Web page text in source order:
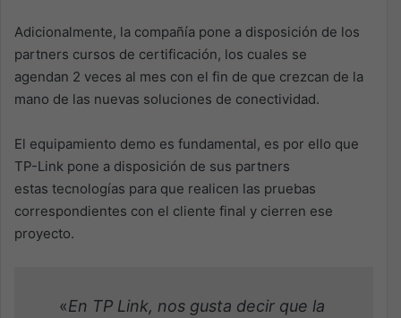
Adicionalmente, la compañía pone a disposición de los
partners cursos de certificación, los cuales se
agendan 2 veces al mes con el fin de que crezcan de la
mano de las nuevas soluciones de conectividad.
El equipamiento demo es fundamental, es por ello que
TP-Link pone a disposición de sus partners
estas tecnologías para que realicen las pruebas
correspondientes con el cliente final y cierren ese
proyecto.
«En TP Link, nos gusta decir que la